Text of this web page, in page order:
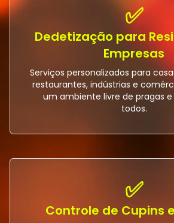
✅
Dedetização para
Empresas
Serviços personalizados para
restaurantes, indústrias e
um ambiente livre de pragas
todos.
✅
Controle de Cupins